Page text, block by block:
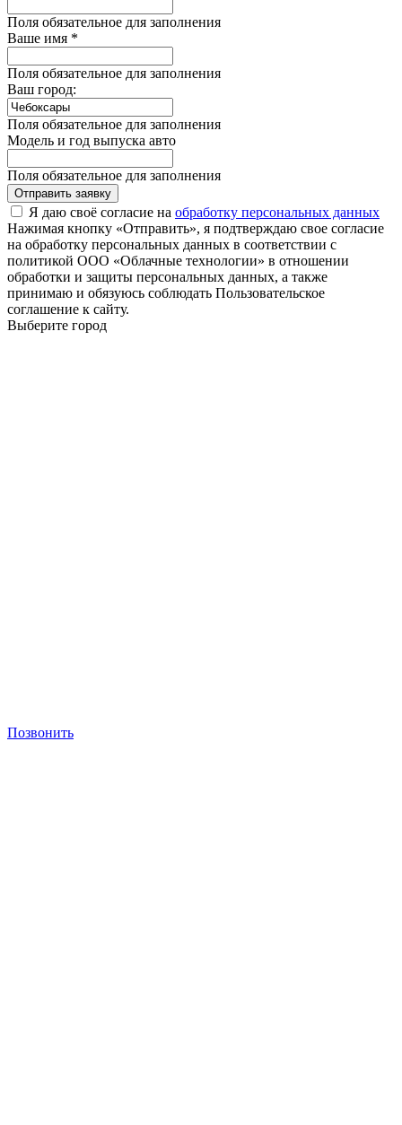
Поля обязательное для заполнения
Ваше имя *
Поля обязательное для заполнения
Ваш город:
Поля обязательное для заполнения
Модель и год выпуска авто
Поля обязательное для заполнения
Отправить заявку
Я даю своё согласие на обработку персональных данных
Нажимая кнопку «Отправить», я подтверждаю свое согласие
на обработку персональных данных в соответствии с
политикой ООО «Облачные технологии» в отношении
обработки и защиты персональных данных, а также
принимаю и обязуюсь соблюдать Пользовательское
соглашение к сайту.
Выберите город
Позвонить